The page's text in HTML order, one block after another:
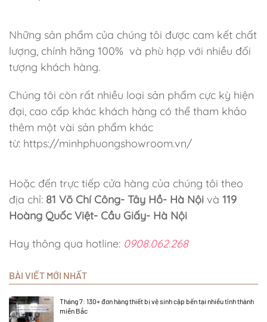
Những sản phẩm của chúng tôi được cam kết chất
lượng, chính hãng 100% và phù hợp với nhiều đối
tượng khách hàng.
Chúng tôi còn rất nhiều loại sản phẩm cực kỳ hiện
đại, cao cấp khác khách hàng có thể tham khảo
thêm một vài sản phẩm khác
từ: https://minhphuongshowroom.vn/
Hoặc đến trực tiếp cửa hàng của chúng tôi theo
địa chỉ: 81 Võ Chí Công- Tây Hồ- Hà Nội và 119
Hoàng Quốc Việt- Cầu Giấy- Hà Nội
Hay thông qua hotline: 0908.062.268
BÀI VIẾT MỚI NHẤT
Tháng 7: 130+ đơn hàng thiết bị vệ sinh cập bến tại nhiều tỉnh thành
miền Bắc